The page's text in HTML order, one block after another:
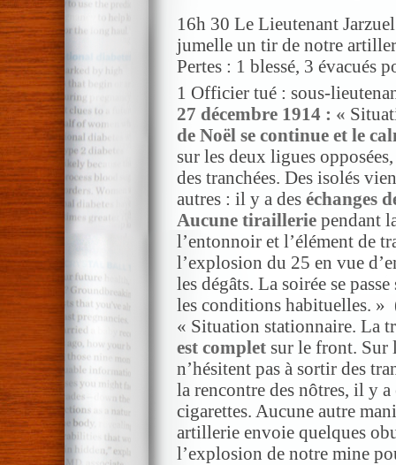
16h 30 Le Lieutenant
jumelle un tir de notre
Pertes : 1 blessé, 3 évacués
1 Officier tué : sous-
27 décembre 1914 : «
de Noël se continue et le
sur les deux ligues
des tranchées. Des isolés
autres : il y a des échanges
Aucune tiraillerie pendant
l’entonnoir et l’élément de
l’explosion du 25 en vue
les dégâts. La soirée se
les conditions habituelles. »
« Situation stationnaire. La
est complet sur le front. Sur
n’hésitent pas à sortir des
la rencontre des nôtres, il y
cigarettes. Aucune autre
artillerie envoie quelques
l’explosion de notre mine